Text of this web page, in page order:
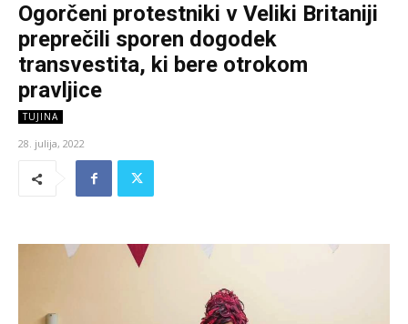
Ogorčeni protestniki v Veliki Britaniji
preprečili sporen dogodek
transvestita, ki bere otrokom
pravljice
TUJINA
28. julija, 2022